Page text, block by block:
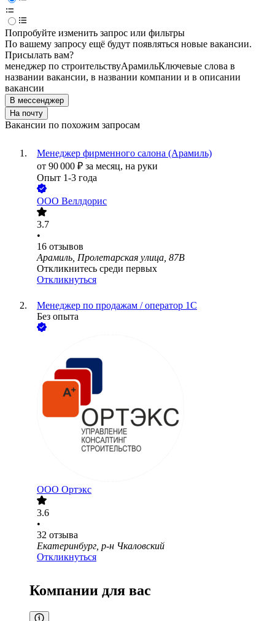
Попробуйте изменить запрос или фильтры
По вашему запросу ещё будут появляться новые вакансии.
Присылать вам?
менеджер по строительствуАрамильКлючевые слова в
названии вакансии, в названии компании и в описании
вакансии
В мессенджер
На почту
Вакансии по похожим запросам
Менеджер фирменного салона (Арамиль)
от 90 000 ₽ за месяц, на руки
Опыт 1-3 года
ООО Веллдорис
3.7
•
16 отзывов
Арамиль, Пролетарская улица, 87В
Откликнитесь среди первых
Откликнуться
Менеджер по продажам / оператор 1С
Без опыта
ООО Ортэкс
3.6
•
32 отзыва
Екатеринбург, р-н Чкаловский
Откликнуться
Компании для вас